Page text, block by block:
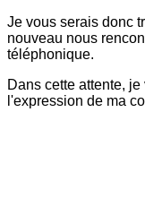
Je vous serais donc
nouveau nous
téléphonique.
Dans cette attente,
l'expression de ma